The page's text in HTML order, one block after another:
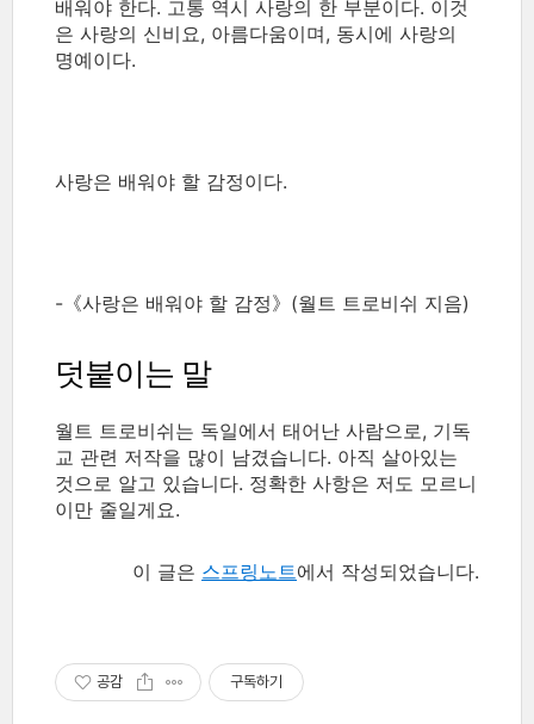
배워야 한다. 고통 역시 사랑의 한 부분이다. 이것
은 사랑의 신비요, 아름다움이며, 동시에 사랑의
명예이다.
사랑은 배워야 할 감정이다.
-《사랑은 배워야 할 감정》(월트 트로비쉬 지음)
덧붙이는 말
월트 트로비쉬는 독일에서 태어난 사람으로, 기독
교 관련 저작을 많이 남겼습니다. 아직 살아있는
것으로 알고 있습니다. 정확한 사항은 저도 모르니
이만 줄일게요.
이 글은 스프링노트에서 작성되었습니다.
공감 구독하기